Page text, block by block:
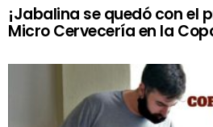
¡Jabalina se quedó con el
Micro Cervecería en la